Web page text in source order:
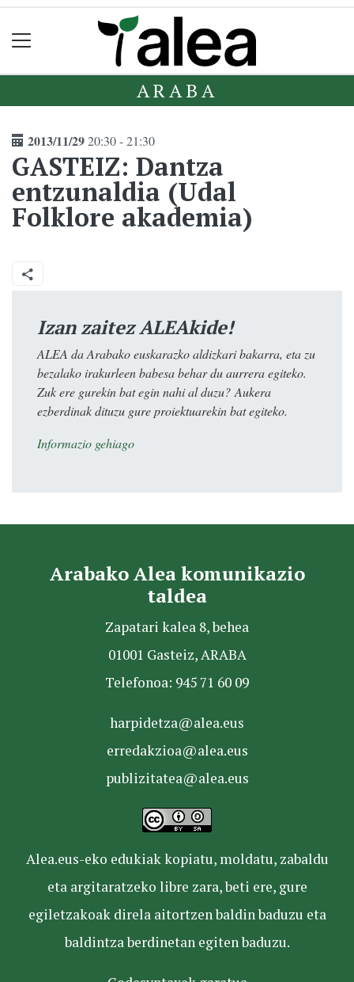
ARABA
2013/11/2920:30 - 21:30
GASTEIZ: Dantza
entzunaldia (Udal
Folklore akademia)
Izan zaitez ALEAkide!
ALEA da Arabako euskarazko aldizkari bakarra, eta zu
bezalako irakurleen babesa behar du aurrera egiteko.
Zuk ere gurekin bat egin nahi al duzu? Aukera
ezberdinak dituzu gure proiektuarekin bat egiteko.
Informazio gehiago
Arabako Alea komunikazio
taldea
Zapatari kalea 8, behea
01001 Gasteiz, ARABA
Telefonoa: 945 71 60 09
harpidetza@alea.eus
erredakzioa@alea.eus
publizitatea@alea.eus
Alea.eus-eko edukiak kopiatu, moldatu, zabaldu
eta argitaratzeko libre zara, beti ere, gure
egiletzakoak direla aitortzen baldin baduzu eta
baldintza berdinetan egiten baduzu.